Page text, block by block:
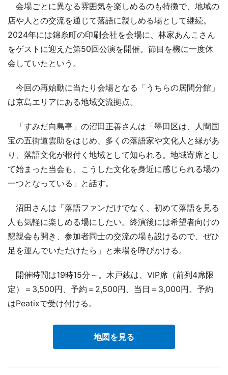
会場ごとに異なる雰囲気を楽しめるのも特徴で、地域の
店や人との交流を通じて落語に親しめる場として継続。
2024年には錦糸町の印刷会社を会場に、林家あんこさん
をゲストに迎えた第50回公演を開催。節目を機に一度休
会していたという。
今回の再始動に当たり会場となる「うちらの居間分館」
は京島エリアにある地域交流拠点。
「すみだ向島亭」の沼田正善さんは「墨田区は、人間国
宝の五街道雲助をはじめ、多くの落語家や文化人と縁があ
り、落語文化が根付く地域として知られる。地域寄席とし
て始まった当会も、こうした文化を身近に感じられる場の
一つとなっている」と話す。
沼田さんは「落語ファンだけでなく、初めて落語を見る
人も気軽に楽しめる場にしたい。終演後には希望者向けの
懇親会も開き、参加者同士の交流の場も設けるので、ぜひ
足を運んでいただけたら」と来場を呼びかける。
開催時間は19時15分～。木戸銭は、VIP席（前列4席限
定）＝3,500円、予約＝2,500円、当日＝3,000円。予約
はPeatixで受け付ける。
地図を見る